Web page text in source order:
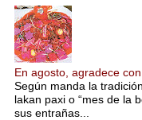
En agosto, agradece
Según manda la
lakan paxi o “mes de la
sus entrañas...